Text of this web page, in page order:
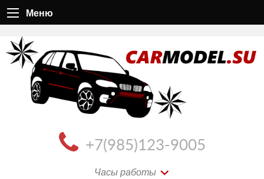
Меню
+7(985)123-9005
Часы работы